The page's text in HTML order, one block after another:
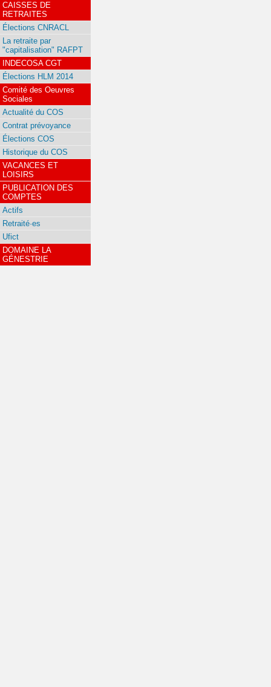
CAISSES DE
RETRAITES
Élections CNRACL
La retraite par
"capitalisation" RAFPT
INDECOSA CGT
Élections HLM 2014
Comité des Oeuvres
Sociales
Actualité du COS
Contrat prévoyance
Élections COS
Historique du COS
VACANCES ET
LOISIRS
PUBLICATION DES
COMPTES
Actifs
Retraité·es
Ufict
DOMAINE LA
GÉNESTRIE